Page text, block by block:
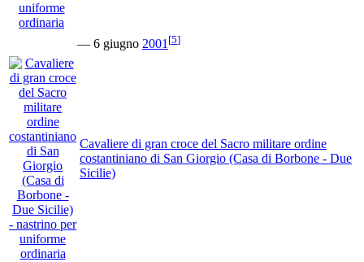
— 6 giugno 2001 [5]
Cavaliere di gran croce del Sacro militare ordine
costantiniano di San Giorgio (Casa di Borbone - Due
Sicilie)